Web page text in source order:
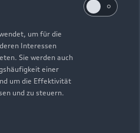
um für die
Interessen
Sie werden auch
einer
um die Effektivität
und zu steuern.
Zurück nach oben